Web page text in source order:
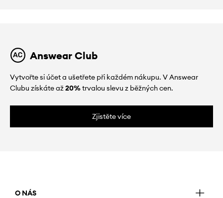
Answear Club
Vytvořte si účet a ušetřete při každém nákupu. V Answear
Clubu získáte až20%trvalou slevu z běžných cen.
Zjistěte více
O NÁS